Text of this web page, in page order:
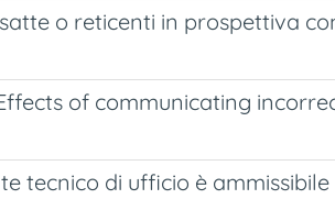
o reticenti in prospettiva
of communicating
tecnico di ufficio è